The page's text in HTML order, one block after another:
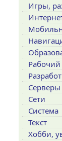
Игры,
Рабочий
Серверы
Сети
Система
Текст
Хобби,